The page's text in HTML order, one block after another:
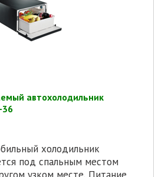
автохолодильник
36
холодильник
под спальным местом